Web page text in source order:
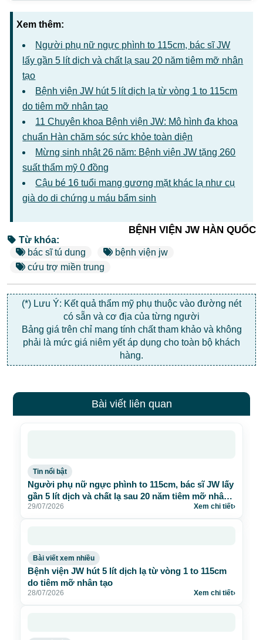
Xem thêm:
Người phụ nữ ngực phình to 115cm, bác sĩ JW
lấy gần 5 lít dịch và chất lạ sau 20 năm tiêm mỡ nhân
tạo
Bệnh viện JW hút 5 lít dịch lạ từ vòng 1 to 115cm
do tiêm mỡ nhân tạo
11 Chuyên khoa Bệnh viện JW: Mô hình đa khoa
chuẩn Hàn chăm sóc sức khỏe toàn diện
Mừng sinh nhật 26 năm: Bệnh viện JW tặng 260
suất thẩm mỹ 0 đồng
Cậu bé 16 tuổi mang gương mặt khác lạ như cụ
già do di chứng u máu bẩm sinh
BỆNH VIỆN JW HÀN QUỐC
Từ khóa:
bác sĩ tú dung
bệnh viện jw
cứu trợ miền trung
(*) Lưu Ý: Kết quả thẩm mỹ phụ thuộc vào đường nét
có sẵn và cơ địa của từng người
Bảng giá trên chỉ mang tính chất tham khảo và không
phải là mức giá niêm yết áp dụng cho toàn bộ khách
hàng.
Bài viết liên quan
Tin nổi bật
Người phụ nữ ngực phình to 115cm, bác sĩ JW lấy
gần 5 lít dịch và chất lạ sau 20 năm tiêm mỡ nhân
tạo
29/07/2026 Xem chi tiết›
Bài viết xem nhiều
Bệnh viện JW hút 5 lít dịch lạ từ vòng 1 to 115cm
do tiêm mỡ nhân tạo
28/07/2026 Xem chi tiết›